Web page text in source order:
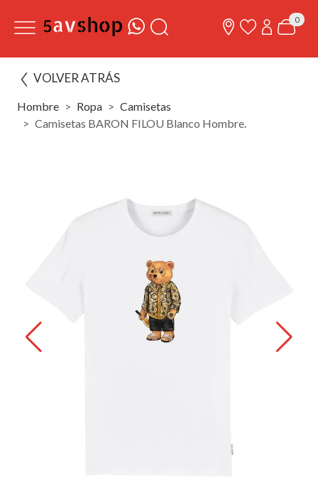
0
VOLVER ATRÁS
Hombre Ropa
Camisetas
Camisetas BARON FILOU Blanco Hombre.